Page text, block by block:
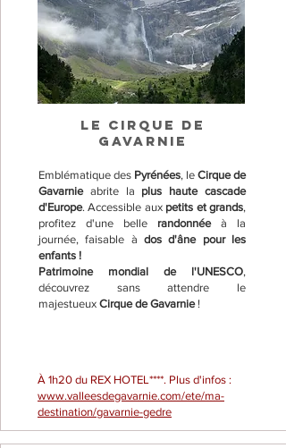
LE CIRQUE DE
GAVARNIE
Emblématique des Pyrénées, le Cirque de
Gavarnieabrite la plus haute cascade
d'Europe. Accessible aux petits et grands,
profitez d'une belle randonnée à la
journée, faisable à dos d'âne pour les
enfants !
Patrimoine mondial de l'UNESCO,
découvrez sans attendre le
majestueux Cirque de Gavarnie!
À 1h20 du REX HOTEL****. Plus d'infos :
www.valleesdegavarnie.com/ete/ma-
destination/gavarnie-gedre